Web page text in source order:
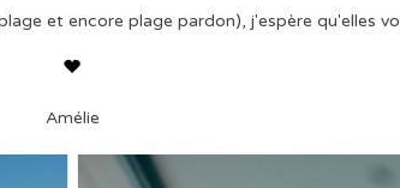
et encore plage pardon), j'espère qu'elles
Amélie